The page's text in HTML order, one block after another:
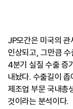
JP모간은 미국의 관
인상되고, 그만큼
4분기 실질 수출 증
내놨다. 수출길이
제조업 부문 국내총
것이라는 분석이다.